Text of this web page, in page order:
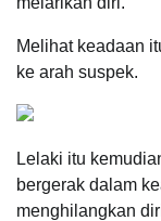
Melihat keadaan
ke arah suspek.
Lelaki itu
bergerak dalam
menghilangkan